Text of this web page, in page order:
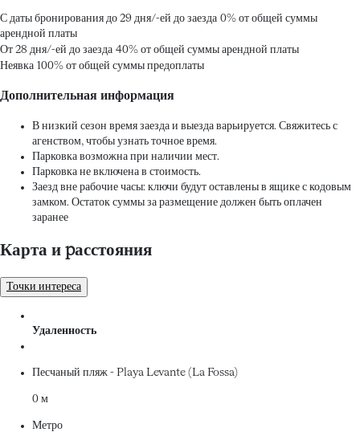
С даты бронирования до 29 дня/-ей до заезда 0% от общей суммы
арендной платы
От 28 дня/-ей до заезда 40% от общей суммы арендной платы
Неявка 100% от общей суммы предоплаты
Дополнительная информация
В низкий сезон время заезда и выезда варьируется. Свяжитесь с
агенством, чтобы узнать точное время.
Парковка возможна при наличии мест.
Парковка не включена в стоимость.
Заезд вне рабочие часы: ключи будут оставлены в ящике с кодовым
замком. Остаток суммы за размещение должен быть оплачен
заранее
Карта и pасстояния
Точки интереса
Удаленность
Песчаный пляж - Playa Levante (La Fossa)
0 м
Метро